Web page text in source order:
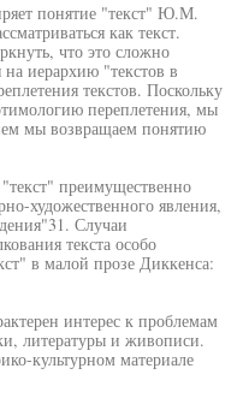
понятие "текст" Ю.М.
как текст.
что это сложно
иерархию "текстов в
текстов. Поскольку
переплетения, мы
мы возвращаем понятию
преимущественно
художественного явления,
Случаи
текста особо
в малой прозе Диккенса:
интерес к проблемам
литературы и живописи.
культурном материале